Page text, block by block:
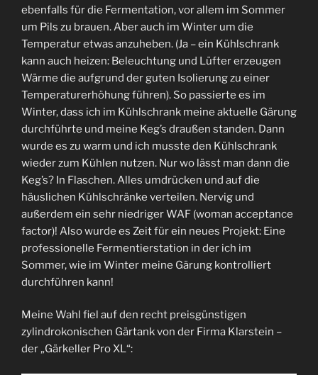
ebenfalls für die Fermentation, vor allem im Sommer
um Pils zu brauen. Aber auch im Winter um die
Temperatur etwas anzuheben. (Ja – ein Kühlschrank
kann auch heizen: Beleuchtung und Lüfter erzeugen
Wärme die aufgrund der guten Isolierung zu einer
Temperaturerhöhung führen). So passierte es im
Winter, dass ich im Kühlschrank meine aktuelle Gärung
durchführte und meine Keg’s draußen standen. Dann
wurde es zu warm und ich musste den Kühlschrank
wieder zum Kühlen nutzen. Nur wo lässt man dann die
Keg’s? In Flaschen. Alles umdrücken und auf die
häuslichen Kühlschränke verteilen. Nervig und
außerdem ein sehr niedriger WAF (woman acceptance
factor)! Also wurde es Zeit für ein neues Projekt: Eine
professionelle Fermentierstation in der ich im
Sommer, wie im Winter meine Gärung kontrolliert
durchführen kann!
Meine Wahl fiel auf den recht preisgünstigen
zylindrokonischen Gärtank von der Firma Klarstein –
der „Gärkeller Pro XL“: